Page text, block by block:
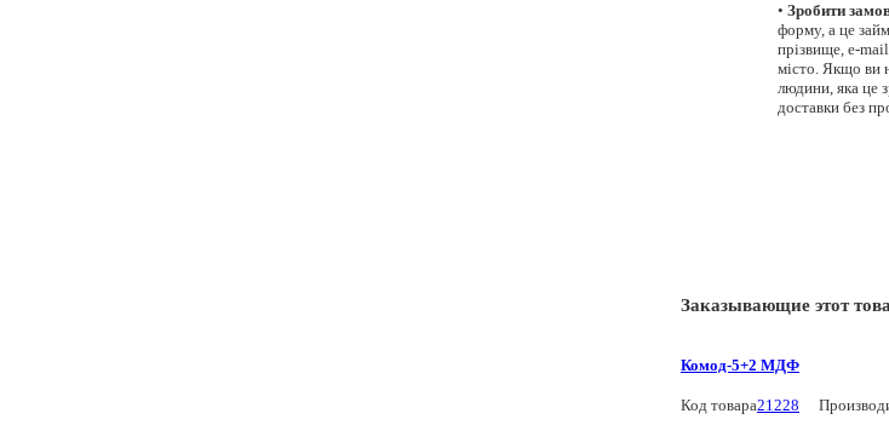
• Зробити
форму, а це
прізвище, e-
місто. Якщо ви
людини, яка це
доставки без
Заказывающие этот
Комод-5+2 МДФ
Код товара21228